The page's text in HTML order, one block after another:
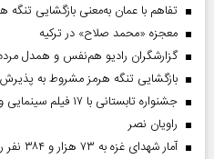
تفاهم با عمان به‌معنی بازگشایی
معجزه «محمد صلاح» در ترکیه
گزارشگران رادیو هم‌نفس و همدل
بازگشایی تنگه هرمز مشروط به
جشنواره تابستانی با ۱۷ فیلم سینمایی و انیمیشن روی آنتن تلویزیون
راویان نصر